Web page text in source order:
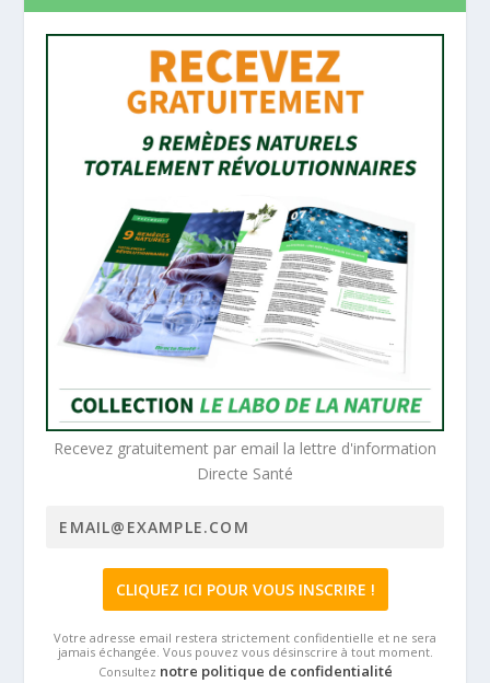
Recevez gratuitement par email la lettre d'information
Directe Santé
Votre adresse email restera strictement confidentielle et ne sera
jamais échangée. Vous pouvez vous désinscrire à tout moment.
Consultez notre politique de confidentialité